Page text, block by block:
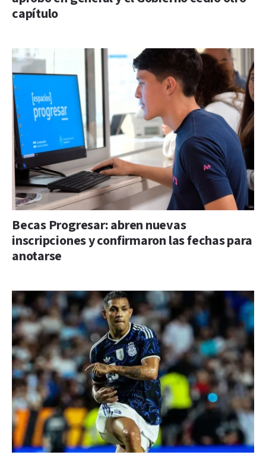
capítulo
Becas Progresar: abren nuevas
inscripciones y confirmaron las fechas para
anotarse